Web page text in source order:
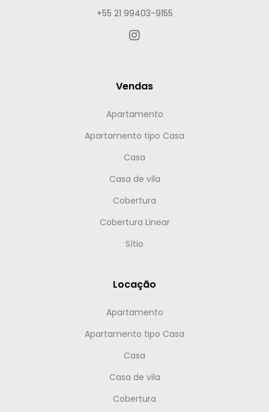
+55 21 99403-9155
Vendas
Apartamento
Apartamento tipo Casa
Casa
Casa de vila
Cobertura
Cobertura Linear
Sítio
Locação
Apartamento
Apartamento tipo Casa
Casa
Casa de vila
Cobertura